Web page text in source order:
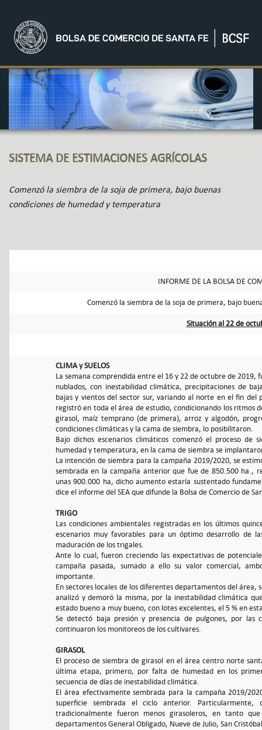
SISTEMA DE ESTIMACIONES AGRÍCOLAS
Comenzó la siembra de la soja de primera, bajo buenas
condiciones de humedad y temperatura
INFORME DE LA BOLSA DE
Comenzó la siembra de la soja de primera, bajo
Situación al 22 de
CLIMA y SUELOS
La semana comprendida entre el 16 y 22 de octubre de
nublados, con inestabilidad climática, precipitaciones de
bajas y vientos del sector sur, variando al norte en el fin del
registró en toda el área de estudio, condicionando los ritmos
girasol, maíz temprano (de primera), arroz y algodón,
condiciones climáticas y la cama de siembra, lo posibilitaron.
Bajo dichos escenarios climáticos comenzó el proceso de
humedad y temperatura, en la cama de siembra se
La intención de siembra para la campaña 2019/2020, se
sembrada en la campaña anterior que fue de 850.500 ha.,
unas 900.000 ha, dicho aumento estaría sustentado
dice el informe del SEA que difunde la Bolsa de Comercio de
TRIGO
Las condiciones ambientales registradas en los últimos
escenarios muy favorables para un óptimo desarrollo de
maduración de los trigales.
Ante lo cual, fueron creciendo las expectativas de
campaña pasada, sumado a ello su valor comercial,
importante.
En sectores locales de los diferentes departamentos del
analizó y demoró la misma, por la inestabilidad climática
estado bueno a muy bueno, con lotes excelentes, el 5 % en
Se detectó baja presión y presencia de pulgones, por las
continuaron los monitoreos de los cultivares.
GIRASOL
El proceso de siembra de girasol en el área centro norte
última etapa, primero, por falta de humedad en los
secuencia de días de inestabilidad climática.
El área efectivamente sembrada para la campaña 2019/
superficie sembrada el ciclo anterior.
tradicionalmente fueron menos girasoleros, en tanto
departamentos General Obligado, Nueve de Julio, San